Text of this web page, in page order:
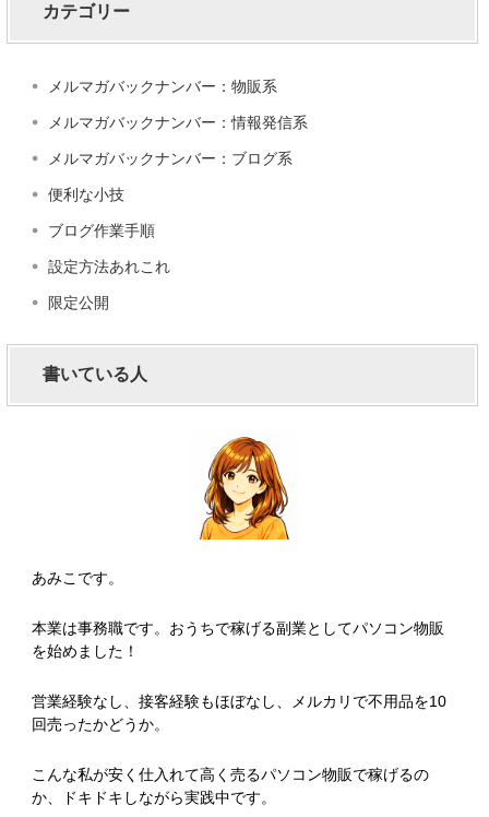
カテゴリー
メルマガバックナンバー：物販系
メルマガバックナンバー：情報発信系
メルマガバックナンバー：ブログ系
便利な小技
ブログ作業手順
設定方法あれこれ
限定公開
書いている人
あみこです。
本業は事務職です。おうちで稼げる副業としてパソコン物販
を始めました！
営業経験なし、接客経験もほぼなし、メルカリで不用品を10
回売ったかどうか。
こんな私が安く仕入れて高く売るパソコン物販で稼げるの
か、ドキドキしながら実践中です。